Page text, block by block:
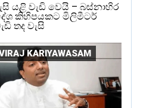
යළි වැඩි වෙයි – බස්නාහිර
කිහිපයකට මිලිමීටර්
තද වැසි
KARIYAWASAM